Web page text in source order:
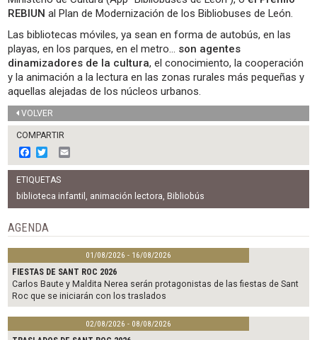
REBIUN al Plan de Modernización de los Bibliobuses de León.
Las bibliotecas móviles, ya sean en forma de autobús, en las
playas, en los parques, en el metro… son agentes
dinamizadores de la cultura, el conocimiento, la cooperación
y la animación a la lectura en las zonas rurales más pequeñas y
aquellas alejadas de los núcleos urbanos.
VOLVER
COMPARTIR
F
a
c
e
b
o
o
k
w
i
t
t
e
m
a
l
ETIQUETAS
biblioteca infantil , animación lectora, Bibliobús
AGENDA
01/08/2026 - 16/08/2026
FIESTAS DE SANT ROC 2026
Carlos Baute y Maldita Nerea serán protagonistas de las fiestas de Sant
Roc que se iniciarán con los traslados
02/08/2026 - 08/08/2026